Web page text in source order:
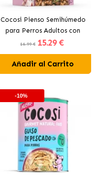
Cocosi Pienso Semihúmedo
para Perros Adultos con
Pescado Fresco
16.99 € 15.29 €
Añadir al Carrito
-10%